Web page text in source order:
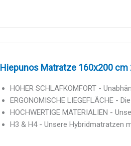
Hiepunos Matratze 160x200
HOHER SCHLAFKOMFORT -
ERGONOMISCHE LIEGEFLÄCHE -
HOCHWERTIGE MATERIALIEN -
H3 & H4 - Unsere Hybridmatratzen